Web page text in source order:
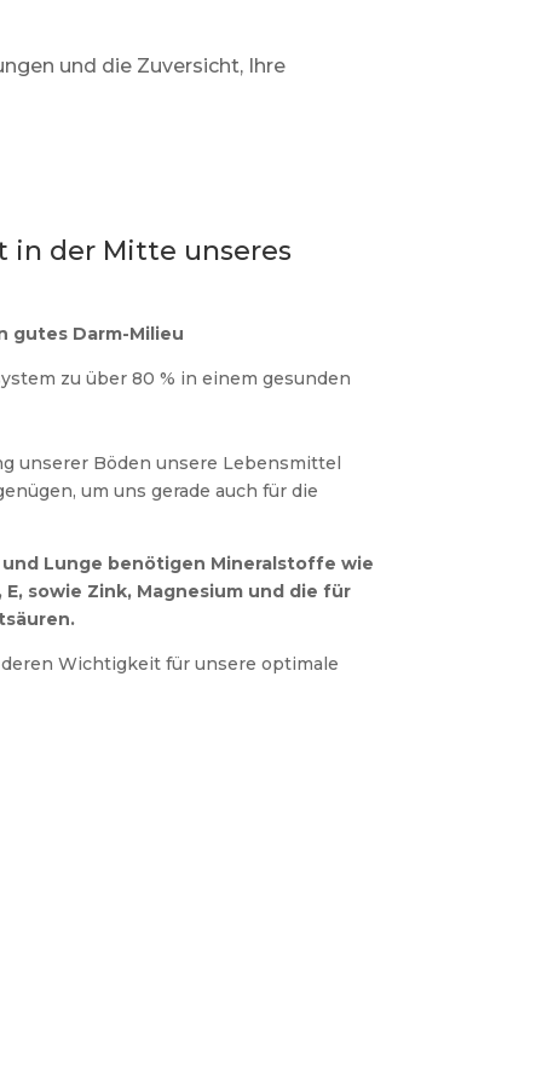
und die Zuversicht, Ihre
in der Mitte unseres
gutes Darm-Milieu
zu über 80 % in einem gesunden
unserer Böden unsere Lebensmittel
um uns gerade auch für die
Lunge benötigen Mineralstoffe wie
E, sowie Zink, Magnesium und die für
Wichtigkeit für unsere optimale